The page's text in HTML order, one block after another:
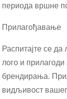
периода вршне
Прилагођавање
Распитајте се
лого и
брендирања.
видљивост